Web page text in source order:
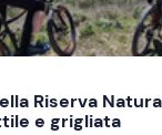
Riserva
e grigliata